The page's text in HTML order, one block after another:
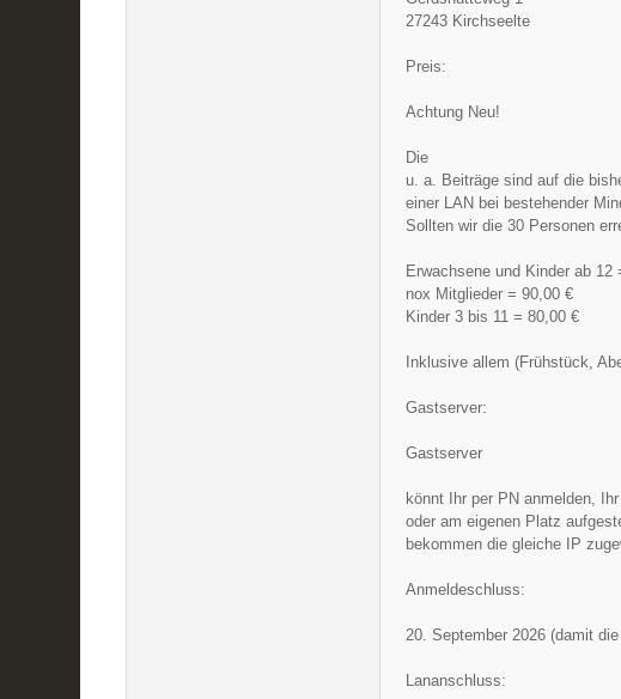
27243 Kirchseelte
Preis:
Achtung Neu!
Die
u. a. Beiträge sind auf die
einer LAN bei bestehender
Sollten wir die 30 Personen
Erwachsene und Kinder ab 12
nox Mitglieder = 90,00 €
Kinder 3 bis 11 = 80,00 €
Inklusive allem (Frühstück,
Gastserver:
Gastserver
könnt Ihr per PN anmelden,
oder am eigenen Platz
bekommen die gleiche IP
Anmeldeschluss:
20. September 2026 (damit
Lananschluss: